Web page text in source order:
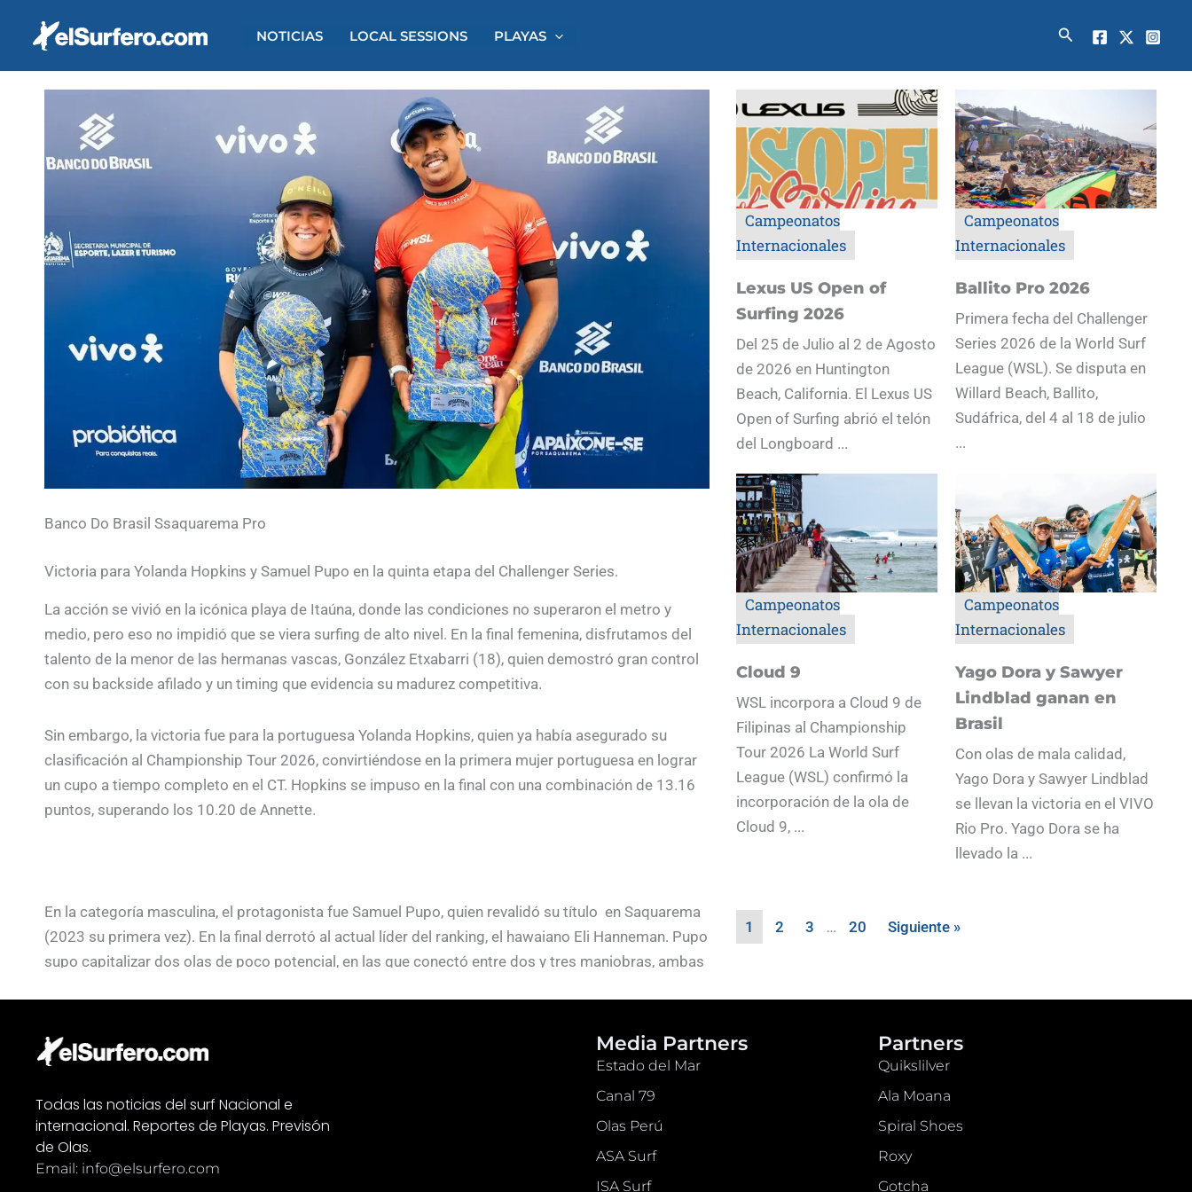
NOTICIAS LOCAL SESSIONS PLAYAS Buscar
Banco Do Brasil Ssaquarema Pro
Victoria para Yolanda Hopkins y Samuel Pupo en la quinta etapa del Challenger Series.
La acción se vivió en la icónica playa de Itaúna, donde las condiciones no superaron el metro y
medio, pero eso no impidió que se viera surfing de alto nivel. En la final femenina, disfrutamos del
talento de la menor de las hermanas vascas, González Etxabarri (18), quien demostró gran control
con su backside afilado y un timing que evidencia su madurez competitiva.
Sin embargo, la victoria fue para la portuguesa Yolanda Hopkins, quien ya había asegurado su
clasificación al Championship Tour 2026, convirtiéndose en la primera mujer portuguesa en lograr
un cupo a tiempo completo en el CT. Hopkins se impuso en la final con una combinación de 13.16
puntos, superando los 10.20 de Annette.
En la categoría masculina, el protagonista fue Samuel Pupo, quien revalidó su título en Saquarema
(2023 su primera vez). En la final derrotó al actual líder del ranking, el hawaiano Eli Hanneman. Pupo
supo capitalizar dos olas de poco potencial, en las que conectó entre dos y tres maniobras, ambas
La próxima parada del Challenger Series será el Lexus Pipe Challenger, en el mítico Pipeline, Hawái,
del 28 de enero al 8 de febrero de 2026. Una etapa decisiva (6ta de 7 fechas), en uno de los spots
más exigentes del mundo, que pondrá a prueba a los mejores antes de cerrar el camino hacia el CT.
Campeonatos
Internacionales
Lexus US Open of
Surfing 2026
Del 25 de Julio al 2 de Agosto
de 2026 en Huntington
Beach, California. El Lexus US
Open of Surfing abrió el telón
del Longboard ...
Campeonatos
Internacionales
Ballito Pro 2026
Primera fecha del Challenger
Series 2026 de la World Surf
League (WSL). Se disputa en
Willard Beach, Ballito,
Sudáfrica, del 4 al 18 de julio
...
Campeonatos
Internacionales
Cloud 9
WSL incorpora a Cloud 9 de
Filipinas al Championship
Tour 2026 La World Surf
League (WSL) confirmó la
incorporación de la ola de
Cloud 9, ...
Campeonatos
Internacionales
Yago Dora y Sawyer
Lindblad ganan en
Brasil
Con olas de mala calidad,
Yago Dora y Sawyer Lindblad
se llevan la victoria en el VIVO
Rio Pro. Yago Dora se ha
llevado la ...
1 2 3 … 20 Siguiente »
Todas las noticias del surf Nacional e
internacional. Reportes de Playas. Previsón
de Olas.
Email: info@elsurfero.com
Media Partners
Estado del Mar
Canal 79
Olas Perú
ASA Surf
ISA Surf
Partners
Quikslilver
Ala Moana
Spiral Shoes
Roxy
Gotcha